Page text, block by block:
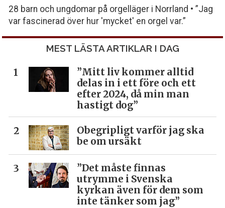
28 barn och ungdomar på orgelläger i Norrland • ”Jag
var fascinerad över hur 'mycket' en orgel var.”
MEST LÄSTA ARTIKLAR I DAG
”Mitt liv kommer alltid
delas in i ett före och ett
efter 2024, då min man
hastigt dog”
Obegripligt varför jag ska
be om ursäkt
”Det måste finnas
utrymme i Svenska
kyrkan även för dem som
inte tänker som jag”